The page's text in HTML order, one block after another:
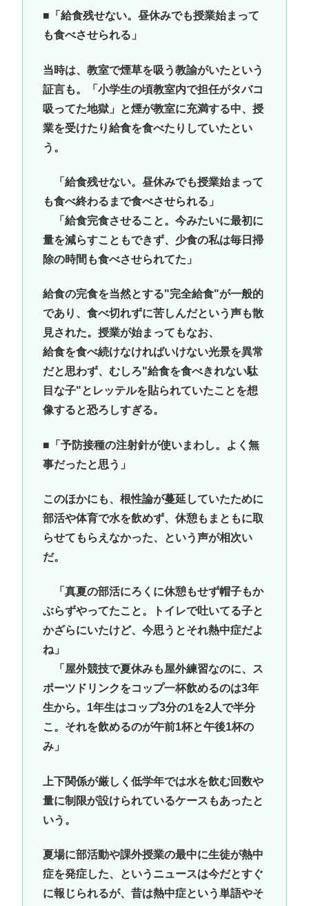
■「給食残せない。昼休みでも授業始まって
も食べさせられる」
当時は、教室で煙草を吸う教諭がいたという
証言も。「小学生の頃教室内で担任がタバコ
吸ってた地獄」と煙が教室に充満する中、授
業を受けたり給食を食べたりしていたとい
う。
「給食残せない。昼休みでも授業始まって
も食べ終わるまで食べさせられる」
「給食完食させること。今みたいに最初に
量を減らすこともできず、少食の私は毎日掃
除の時間も食べさせられてた」
給食の完食を当然とする"完全給食"が一般的
であり、食べ切れずに苦しんだという声も散
見された。授業が始まってもなお、
給食を食べ続けなければいけない光景を異常
だと思わず、むしろ"給食を食べきれない駄
目な子"とレッテルを貼られていたことを想
像すると恐ろしすぎる。
■「予防接種の注射針が使いまわし。よく無
事だったと思う」
このほかにも、根性論が蔓延していたために
部活や体育で水を飲めず、休憩もまともに取
らせてもらえなかった、という声が相次い
だ。
「真夏の部活にろくに休憩もせず帽子もか
ぶらずやってたこと。トイレで吐いてる子と
かざらにいたけど、今思うとそれ熱中症だよ
ね」
「屋外競技で夏休みも屋外練習なのに、ス
ポーツドリンクをコップ一杯飲めるのは3年
生から。1年生はコップ3分の1を2人で半分
こ。それを飲めるのが午前1杯と午後1杯の
み」
上下関係が厳しく低学年では水を飲む回数や
量に制限が設けられているケースもあったと
いう。
夏場に部活動や課外授業の最中に生徒が熱中
症を発症した、というニュースは今だとすぐ
に報じられるが、昔は熱中症という単語やそ